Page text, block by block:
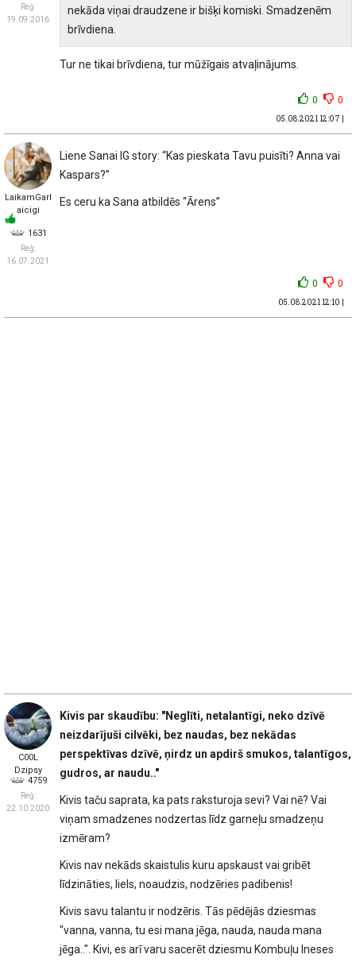
Reģ:
19.09.2016
nekāda viņai draudzene ir bišķi komiski. Smadzenēm
brīvdiena.
Tur ne tikai brīvdiena, tur mūžīgais atvaļinājums.
0 0
05.08.2021 12:07 |
LaikamGarl
aicigi
1631
Reģ:
16.07.2021
Liene Sanai IG story: “Kas pieskata Tavu puisīti? Anna vai
Kaspars?”
Es ceru ka Sana atbildēs “Ārens”
0 0
05.08.2021 12:10 |
C00L
Dzipsy
4759
Reģ:
22.10.2020
Kivis par skaudību: "Neglīti, netalantīgi, neko dzīvē
neizdarījuši cilvēki, bez naudas, bez nekādas
perspektīvas dzīvē, ņirdz un apdirš smukos, talantīgos,
gudros, ar naudu.."
Kivis taču saprata, ka pats raksturoja sevi? Vai nē? Vai
viņam smadzenes nodzertas līdz garneļu smadzeņu
izmēram?
Kivis nav nekāds skaistulis kuru apskaust vai gribēt
līdzināties, liels, noaudzis, nodzēries padibenis!
Kivis savu talantu ir nodzēris. Tās pēdējās dziesmas
"vanna, vanna, tu esi mana jēga, nauda, nauda mana
jēga..". Kivi, es arī varu sacerēt dziesmu Kombuļu Ineses